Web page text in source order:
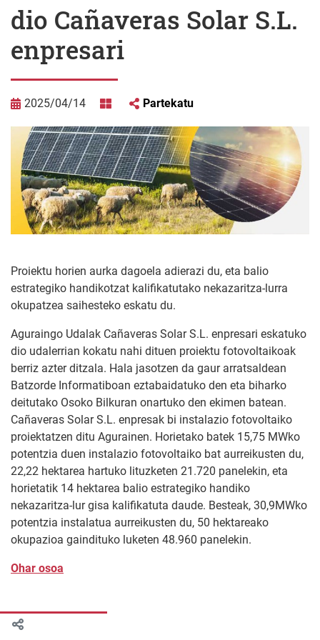
dio Cañaveras Solar S.L.
enpresari
2025/04/14 Partekatu
Proiektu horien aurka dagoela adierazi du, eta balio
estrategiko handikotzat kalifikatutako nekazaritza-lurra
okupatzea saihesteko eskatu du.
Aguraingo Udalak Cañaveras Solar S.L. enpresari eskatuko
dio udalerrian kokatu nahi dituen proiektu fotovoltaikoak
berriz azter ditzala. Hala jasotzen da gaur arratsaldean
Batzorde Informatiboan eztabaidatuko den eta biharko
deitutako Osoko Bilkuran onartuko den ekimen batean.
Cañaveras Solar S.L. enpresak bi instalazio fotovoltaiko
proiektatzen ditu Agurainen. Horietako batek 15,75 MWko
potentzia duen instalazio fotovoltaiko bat aurreikusten du,
22,22 hektarea hartuko lituzketen 21.720 panelekin, eta
horietatik 14 hektarea balio estrategiko handiko
nekazaritza-lur gisa kalifikatuta daude. Besteak, 30,9MWko
potentzia instalatua aurreikusten du, 50 hektareako
okupazioa gaindituko luketen 48.960 panelekin.
Ohar osoa